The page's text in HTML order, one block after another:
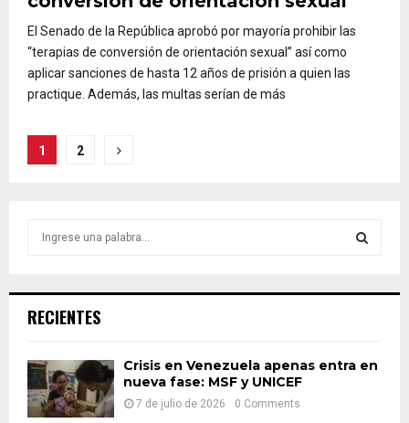
El Senado de la República aprobó por mayoría prohibir las
“terapias de conversión de orientación sexual” así como
aplicar sanciones de hasta 12 años de prisión a quien las
practique. Además, las multas serían de más
Paginación
1 2
h
o
:
RECIENTES
Crisis en Venezuela apenas entra en
nueva fase: MSF y UNICEF
7 de julio de 2026 0 Comments